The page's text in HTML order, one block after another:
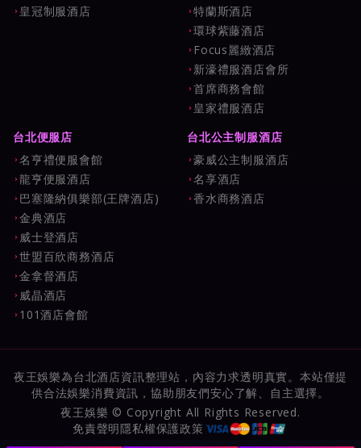
皇冠制服酒店
特蘭斯酒店
環球紫藤酒店
Focus麗緻酒店
新濠禮服酒店會所
首席商務會館
皇家禮服酒店
台北便服店
名亨禮便服會館
龍亨便服酒店
巴塞隆納俱樂部(王牌酒店)
金典酒店
威士登酒店
世盟百欣商務酒店
金拿督酒店
威晶酒店
101酒店會館
台北公主制服酒店
豪威公主制服酒店
名享酒店
香水商務酒店
夜王娛樂為台北酒店資訊整理站，內容力求透明真實。本站僅提
供合法娛樂消費資訊，協助朋友們安心了解、自主選擇。
夜王娛樂 © Copyright All Rights Reserved.
免責聲明隱私權保護政策